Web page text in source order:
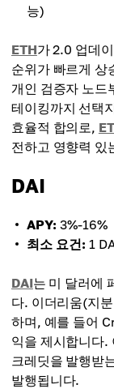
능)
ETH가 2.0 업데
순위가 빠르게 상
개인 검증자 노드
테이킹까지 선택
효율적 합의로,
전하고 영향력 있
DAI
APY: 3%-16%
최소 요건: 1
DAI는 미 달러에
다. 이더리움(지
하며, 예를 들어
익을 제시합니다.
크레딧을 발행받
발행됩니다.